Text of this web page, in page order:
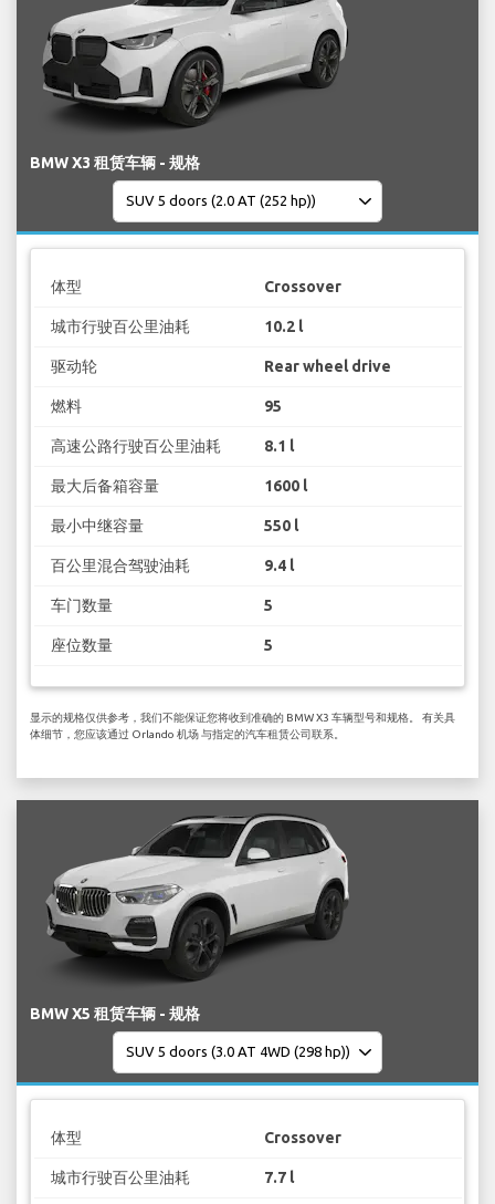
BMW X3 租赁车辆 - 规格
体型 Crossover
城市行驶百公里油耗 10.2 l
驱动轮 Rear wheel drive
燃料 95
高速公路行驶百公里油耗 8.1 l
最大后备箱容量 1600 l
最小中继容量 550 l
百公里混合驾驶油耗 9.4 l
车门数量 5
座位数量 5
显示的规格仅供参考，我们不能保证您将收到准确的 BMW X3 车辆型号和规格。 有关具
体细节，您应该通过 Orlando 机场 与指定的汽车租赁公司联系。
BMW X5 租赁车辆 - 规格
体型 Crossover
城市行驶百公里油耗 7.7 l